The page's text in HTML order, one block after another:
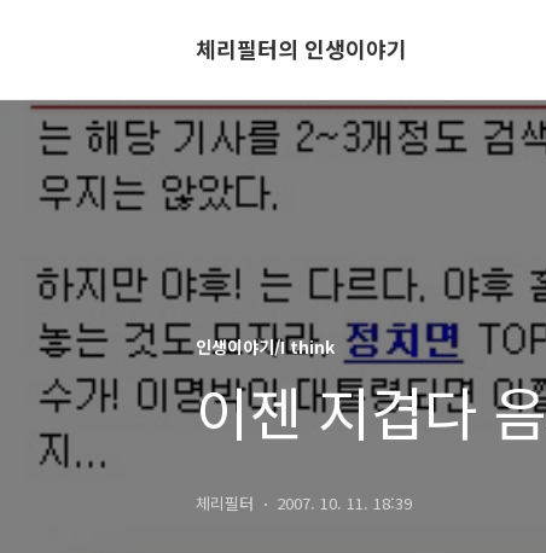
체리필터의 인생이야기
인생이야기/I think
이젠 지겹다
체리필터 2007. 10. 11. 18:39